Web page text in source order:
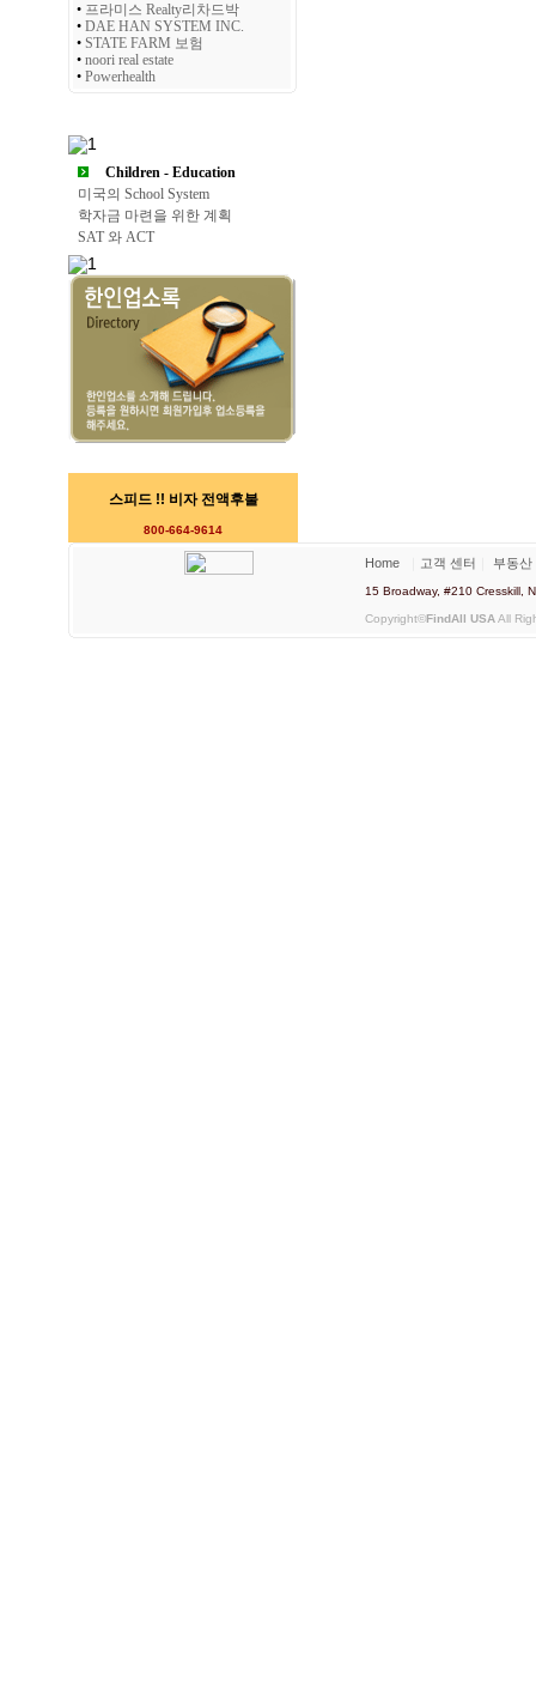
• 프라미스 Realty리차드박
• DAE HAN SYSTEM INC.
• STATE FARM 보험
• noori real estate
• Powerhealth
Children - Education
미국의 School System
학자금 마련을 위한 계획
SAT 와 ACT
스피드 !! 비자 전액후불
800-664-9614
Home 고객 센터 부동산
15 Broadway, #210 Cresskill,
Copyright©FindAll USAAll